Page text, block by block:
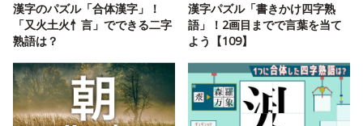
漢字のパズル「合体漢字」！
「又火土火忄言」でできる二字
熟語は？
漢字パズル「書きかけ四字熟
語」！2画目までで言葉を当て
よう【109】